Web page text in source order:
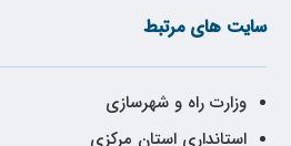
سایت های مرتبط
وزارت راه و شهرسازی
استانداری استان مرکزی